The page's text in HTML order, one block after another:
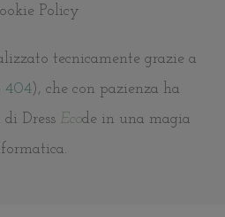
Policy
tecnicamente grazie a
404), che con pazienza ha
Dress Ecode in una magia